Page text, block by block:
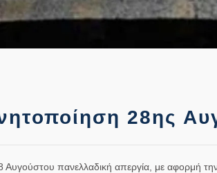
28ης
πανελλαδική απεργία, με αφορμή